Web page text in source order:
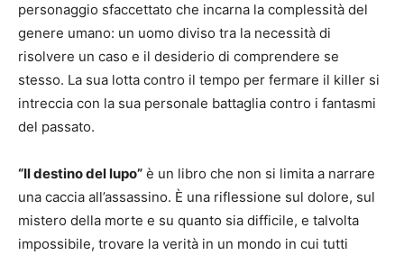
personaggio sfaccettato che incarna la complessità del
genere umano: un uomo diviso tra la necessità di
risolvere un caso e il desiderio di comprendere se
stesso. La sua lotta contro il tempo per fermare il killer si
intreccia con la sua personale battaglia contro i fantasmi
del passato.
“Il destino del lupo” è un libro che non si limita a narrare
una caccia all’assassino. È una riflessione sul dolore, sul
mistero della morte e su quanto sia difficile, e talvolta
impossibile, trovare la verità in un mondo in cui tutti